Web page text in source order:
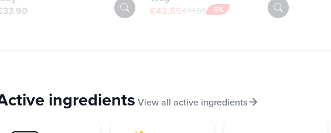
-5%
€42.55€44.80
ingredients View all active ingredients